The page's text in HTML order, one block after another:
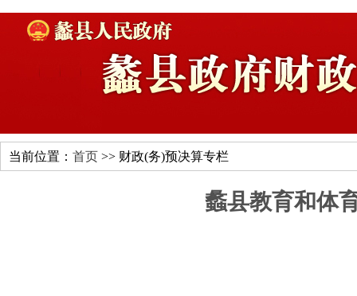
当前位置： 首页 >> 财政(务)预决算专栏
蠡县教育和体